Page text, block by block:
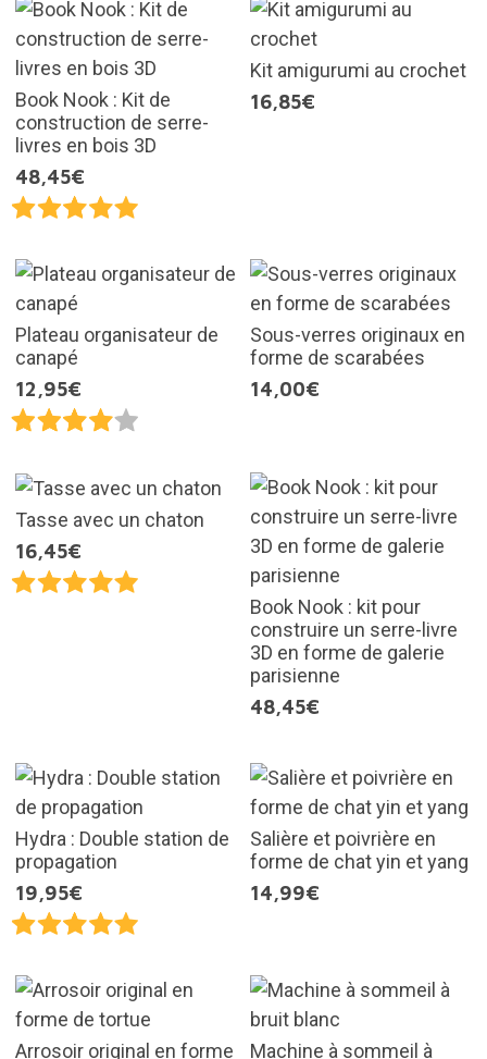
Book Nook : Kit de
construction de serre-
livres en bois 3D
48,45€
Kit amigurumi au crochet
16,85€
Plateau organisateur de
canapé
12,95€
Sous-verres originaux en
forme de scarabées
14,00€
Tasse avec un chaton
16,45€
Book Nook : kit pour
construire un serre-livre
3D en forme de galerie
parisienne
48,45€
Hydra : Double station de
propagation
19,95€
Salière et poivrière en
forme de chat yin et yang
14,99€
Arrosoir original en forme
Machine à sommeil à